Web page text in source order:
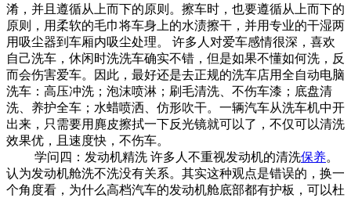
淆，并且遵循从上而下的原则。擦车时，也要遵循从上而下的
原则，用柔软的毛巾将车身上的水渍擦干，并用专业的干湿两
用吸尘器到车厢内吸尘处理。 许多人对爱车感情很深，喜欢
自己洗车，休闲时洗洗车确实不错，但是如果不懂如何洗，反
而会伤害爱车。因此，最好还是去正规的洗车店用全自动电脑
洗车：高压冲洗；泡沫喷淋；刷毛清洗、不伤车漆；底盘清
洗、养护全车；水蜡喷洒、仿形吹干。一辆汽车从洗车机中开
出来，只需要用麂皮擦拭一下反光镜就可以了，不仅可以清洗
效果优，且速度快，不伤车。
学问四：发动机精洗 许多人不重视发动机的清洗保养。
认为发动机舱洗不洗没有关系。其实这种观点是错误的，换一
个角度看，为什么高档汽车的发动机舱底部都有护板，可以杜